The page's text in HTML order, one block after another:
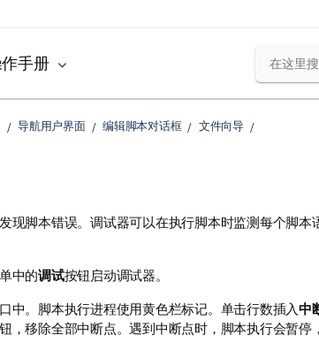
手册
导航用户界面 编辑脚本对话框 文件向导
现脚本错误。调试器可以在执行脚本时监测每个脚本
中的调试按钮启动调试器。
中。脚本执行进程使用黄色栏标记。单击行数插入中
，移除全部中断点。遇到中断点时，脚本执行会暂停